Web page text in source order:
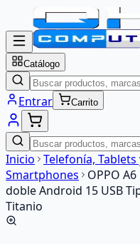
Catálogo
Entrar Carrito
Inicio Telefonía,
Smartphones
OPPO
doble Android 15 USB
Titanio